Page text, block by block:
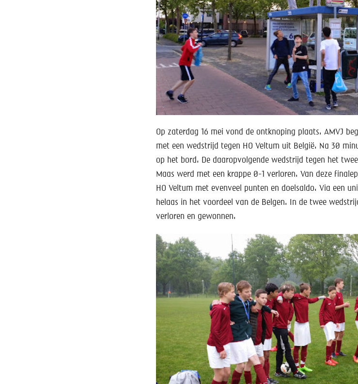
Op zaterdag 16 mei vond de ontknoping plaats. AMVJ
met een wedstrijd tegen HO Veltum uit België. Na 30
op het bord. De daaropvolgende wedstrijd tegen het
Maas werd met een krappe 0-1 verloren. Van deze
HO Veltum met evenveel punten en doelsaldo. Via een
helaas in het voordeel van de Belgen. In de twee
verloren en gewonnen.